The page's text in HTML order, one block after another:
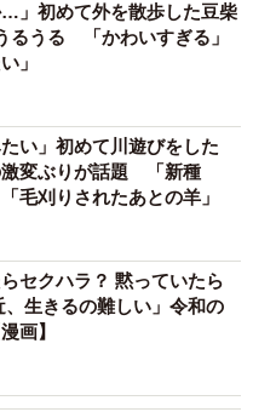
…」初めて外を散歩した豆柴
るうる 「かわいすぎる」
」
たい」初めて川遊びをした
激変ぶりが話題 「新種
毛刈りされたあとの羊」
セクハラ？ 黙っていたら
、生きるの難しい」令和の
画】